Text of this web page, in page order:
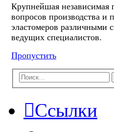
Крупнейшая независимая
вопросов производства и
эластомеров различными
ведущих специалистов.
Пропустить
Ссылки